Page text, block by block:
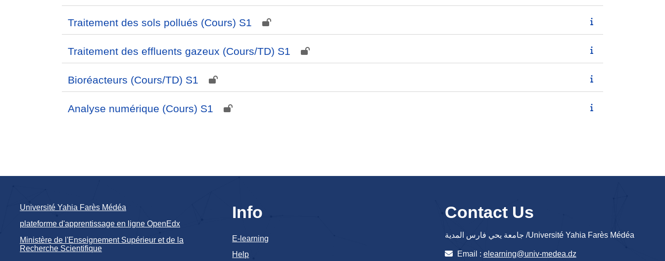
Traitement des sols pollués (Cours) S1
Traitement des effluents gazeux (Cours/TD) S1
Bioréacteurs (Cours/TD) S1
Analyse numérique (Cours) S1
Université Yahia Farès Médéa
plateforme d'apprentissage en ligne OpenEdx
Ministère de l'Enseignement Supérieur et de la
Recherche Scientifique
Info
E-learning
Help
Contact Us
جامعة يحي فارس المدية /Université Yahia Farès Médéa
Email : elearning@univ-medea.dz